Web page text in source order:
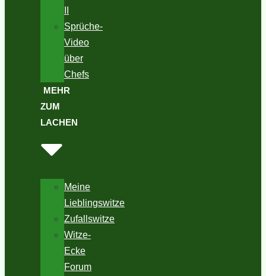
Sprüche-
Video
über
Chefs
MEHR
ZUM
LACHEN
Meine
Lieblingswitze
Zufallswitze
Witze-
Ecke
Forum